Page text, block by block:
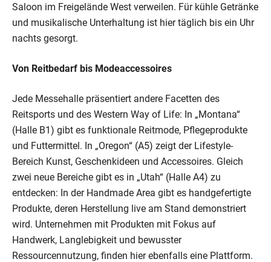
Saloon im Freigelände West verweilen. Für kühle Getränke
und musikalische Unterhaltung ist hier täglich bis ein Uhr
nachts gesorgt.
Von Reitbedarf bis Modeaccessoires
Jede Messehalle präsentiert andere Facetten des
Reitsports und des Western Way of Life: In „Montana“
(Halle B1) gibt es funktionale Reitmode, Pflegeprodukte
und Futtermittel. In „Oregon“ (A5) zeigt der Lifestyle-
Bereich Kunst, Geschenkideen und Accessoires. Gleich
zwei neue Bereiche gibt es in „Utah“ (Halle A4) zu
entdecken: In der Handmade Area gibt es handgefertigte
Produkte, deren Herstellung live am Stand demonstriert
wird. Unternehmen mit Produkten mit Fokus auf
Handwerk, Langlebigkeit und bewusster
Ressourcennutzung, finden hier ebenfalls eine Plattform.